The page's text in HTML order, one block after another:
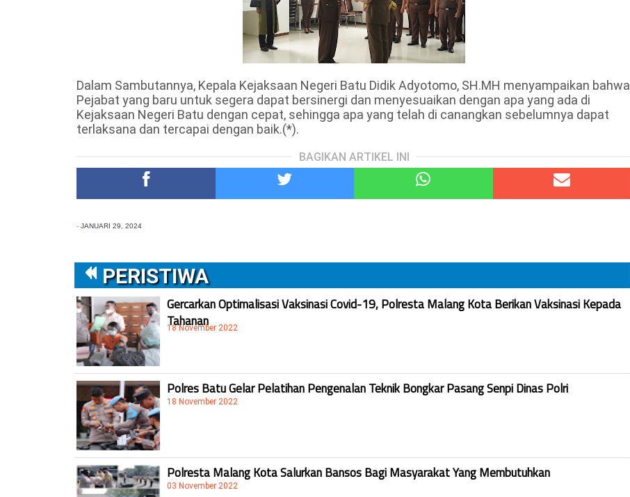
Dalam Sambutannya, Kepala Kejaksaan Negeri Batu Didik Adyotomo, SH.MH menyampaikan bahwa
Pejabat yang baru untuk segera dapat bersinergi dan menyesuaikan dengan apa yang ada di
Kejaksaan Negeri Batu dengan cepat, sehingga apa yang telah di canangkan sebelumnya dapat
terlaksana dan tercapai dengan baik.(*).
BAGIKAN ARTIKEL INI
- JANUARI 29, 2024
PERISTIWA
Gercarkan Optimalisasi Vaksinasi Covid-19, Polresta Malang Kota Berikan Vaksinasi Kepada
Tahanan
18 November 2022
Polres Batu Gelar Pelatihan Pengenalan Teknik Bongkar Pasang Senpi Dinas Polri
18 November 2022
Polresta Malang Kota Salurkan Bansos Bagi Masyarakat Yang Membutuhkan
03 November 2022